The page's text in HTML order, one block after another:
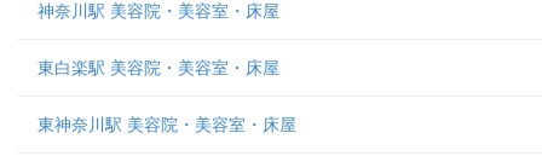
神奈川駅 美容院・美容室・床屋
東白楽駅 美容院・美容室・床屋
東神奈川駅 美容院・美容室・床屋